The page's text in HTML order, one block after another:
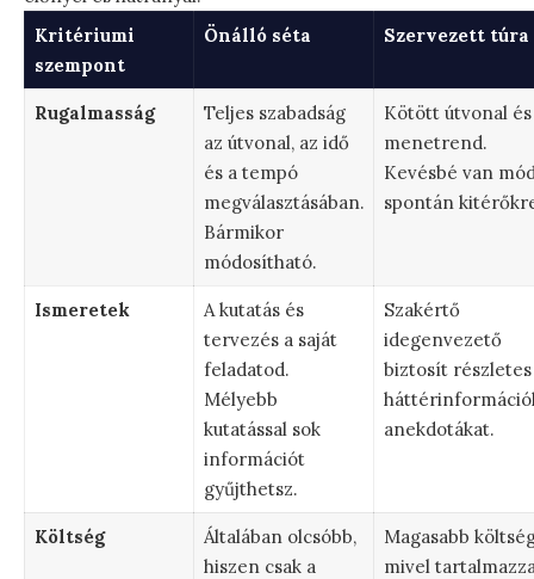
Kritériumi
szempont
Önálló séta Szervezett túra
Rugalmasság
Teljes szabadság
az útvonal, az idő
és a tempó
megválasztásában.
Bármikor
módosítható.
Kötött útvonal és
menetrend.
Kevésbé van
spontán
Ismeretek
A kutatás és
tervezés a saját
feladatod.
Mélyebb
kutatással sok
információt
gyűjthetsz.
Szakértő
idegenvezető
biztosít részletes
anekdotákat.
Költség
Általában olcsóbb,
hiszen csak a
Magasabb
mivel